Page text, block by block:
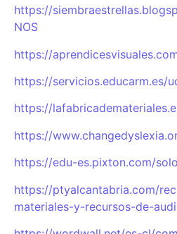
https://
NOS
https://
https://servicios.educarm.es/
https://
https://
https://edu-es.pixton.com/
https://ptyalcantabria.com/
materiales-y-recursos-de-